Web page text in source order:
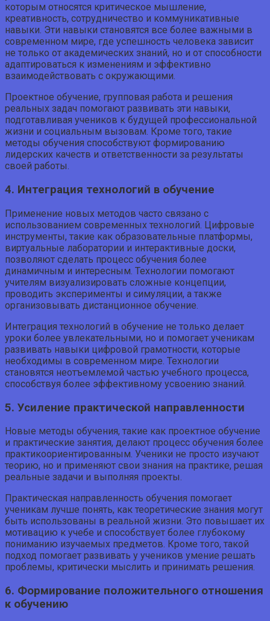
которым относятся критическое мышление,
креативность, сотрудничество и коммуникативные
навыки. Эти навыки становятся все более важными в
современном мире, где успешность человека зависит
не только от академических знаний, но и от способности
адаптироваться к изменениям и эффективно
взаимодействовать с окружающими.
Проектное обучение, групповая работа и решения
реальных задач помогают развивать эти навыки,
подготавливая учеников к будущей профессиональной
жизни и социальным вызовам. Кроме того, такие
методы обучения способствуют формированию
лидерских качеств и ответственности за результаты
своей работы.
4. Интеграция технологий в обучение
Применение новых методов часто связано с
использованием современных технологий. Цифровые
инструменты, такие как образовательные платформы,
виртуальные лаборатории и интерактивные доски,
позволяют сделать процесс обучения более
динамичным и интересным. Технологии помогают
учителям визуализировать сложные концепции,
проводить эксперименты и симуляции, а также
организовывать дистанционное обучение.
Интеграция технологий в обучение не только делает
уроки более увлекательными, но и помогает ученикам
развивать навыки цифровой грамотности, которые
необходимы в современном мире. Технологии
становятся неотъемлемой частью учебного процесса,
способствуя более эффективному усвоению знаний.
5. Усиление практической направленности
Новые методы обучения, такие как проектное обучение
и практические занятия, делают процесс обучения более
практикоориентированным. Ученики не просто изучают
теорию, но и применяют свои знания на практике, решая
реальные задачи и выполняя проекты.
Практическая направленность обучения помогает
ученикам лучше понять, как теоретические знания могут
быть использованы в реальной жизни. Это повышает их
мотивацию к учебе и способствует более глубокому
пониманию изучаемых предметов. Кроме того, такой
подход помогает развивать у учеников умение решать
проблемы, критически мыслить и принимать решения.
6. Формирование положительного отношения
к обучению